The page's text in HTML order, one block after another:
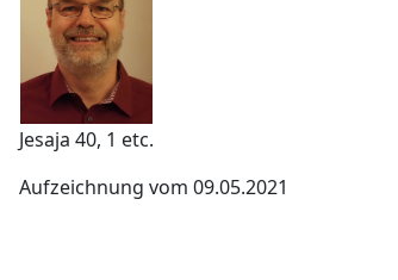
Jesaja 40, 1 etc.
Aufzeichnung vom 09.05.2021